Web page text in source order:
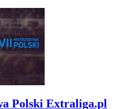
Polski Extraliga.pl